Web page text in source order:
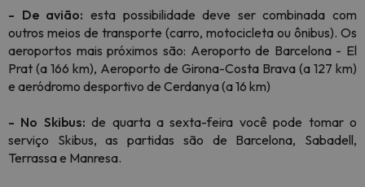
- De avião: esta possibilidade deve ser combinada com
outros meios de transporte (carro, motocicleta ou ônibus). Os
aeroportos mais próximos são: Aeroporto de Barcelona - El
Prat (a 166 km), Aeroporto de Girona-Costa Brava (a 127 km)
e aeródromo desportivo de Cerdanya (a 16 km)
- No Skibus: de quarta a sexta-feira você pode tomar o
serviço Skibus, as partidas são de Barcelona, ​​Sabadell,
Terrassa e Manresa.